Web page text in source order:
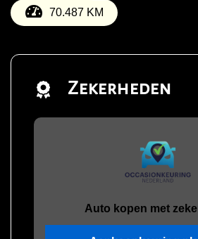
70.487 KM
Zekerheden
Auto kopen met